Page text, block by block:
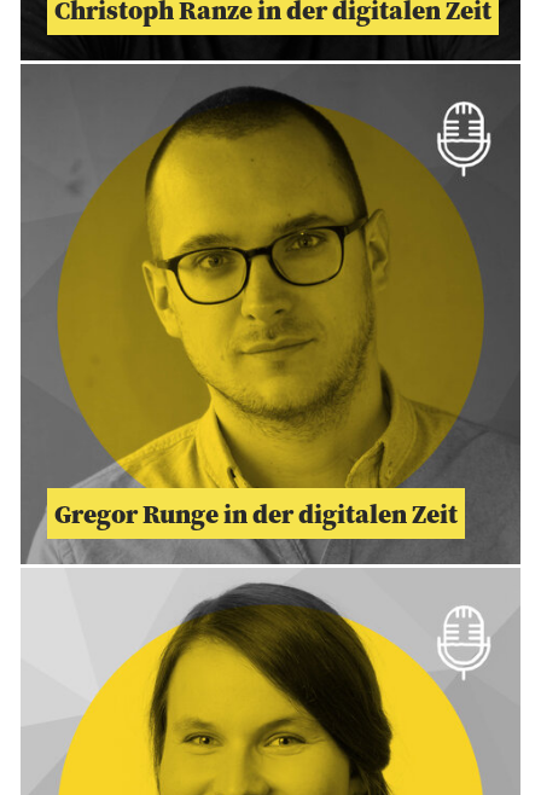
Christoph Ranze in der digitalen Zeit
Gregor Runge in der digitalen Zeit